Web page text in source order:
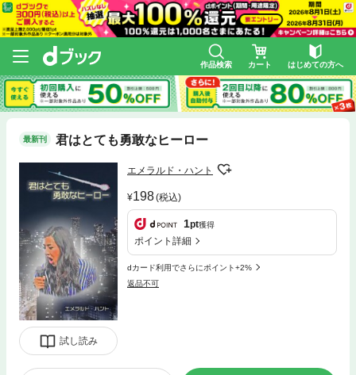
作品検索 カート はじめての方へ
最新刊 君はとても勇敢なヒーロー
試し読み
エメラルド・ハント
198(税込)
1pt獲得
ポイント詳細
dカード利用でさらにポイント+2%
返品不可